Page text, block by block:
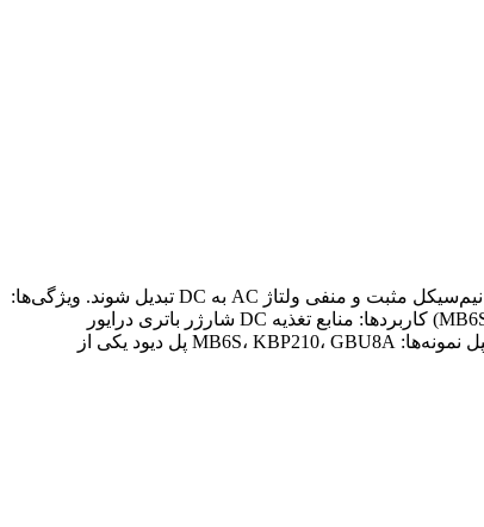
پل دیود (Bridge Rectifier) مداری است شامل ۴ دیود که برای یکسوسازی تمام‌موج سیگنال AC استفاده می‌شود. این پیکربندی اجازه می‌دهد هر دو نیم‌سیکل مثبت و منفی ولتاژ AC به DC تبدیل شوند. ویژگی‌ها:
شامل ۴ دیود در چینش پل خروجی DC با ریپل کمتر نسبت به نیم‌موج بدون نیاز به ترانس وسط‌گرفته دارای پل‌های یکپارچه به‌صورت ماژول (مثلاً MB6S) کاربردها: منابع تغذیه DC شارژر باتری درایور
موتورهای DC تجهیزات صنعتی و خانگی مزایا: استفاده از تمام توان ورودی AC طراحی ساده و ارزان قابلیت استفاده با خازن فیلتر برای کاهش ریپل نمونه‌ها: MB6S، KBP210، GBU8A پل دیود یکی از